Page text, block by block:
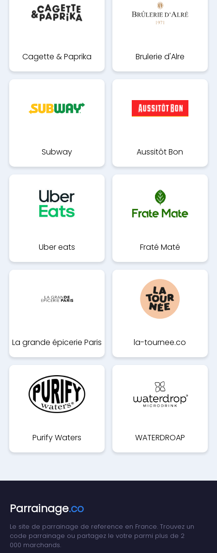
Cagette & Paprika Brulerie d'Alre
Subway Aussitôt Bon
Uber eats Fraté Maté
La grande épicerie Paris la-tournee.co
Purify Waters WATERDROAP
Parrainage.co
Le site de parrainage de reference en France. Trouvez un
code parrainage ou partagez le votre parmi plus de 2
000 marchands.